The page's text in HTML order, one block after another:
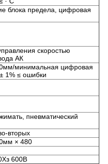
блока предела, цифровая
скоростью
АК
минимальная цифровая
1% ≤ ошибки
пневматический
вторых
× 480
600В